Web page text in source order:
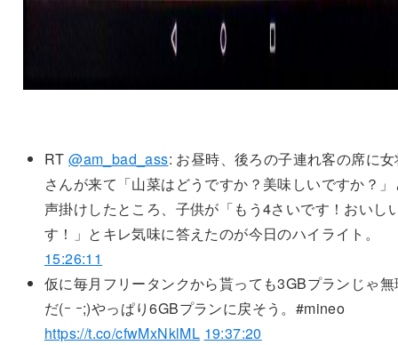
RT@am_bad_ass: お昼時、後ろの子連れ客の席に
さんが来て「山菜はどうですか？美味しいですか？」
声掛けしたところ、子供が「もう4さいです！おいし
す！」とキレ気味に答えたのが今日のハイライト。
15:26:11
仮に毎月フリータンクから貰っても3GBプランじゃ無
だ(ｰ ｰ;)やっぱり6GBプランに戻そう。#mineo
https://t.co/cfwMxNklML 19:37:20